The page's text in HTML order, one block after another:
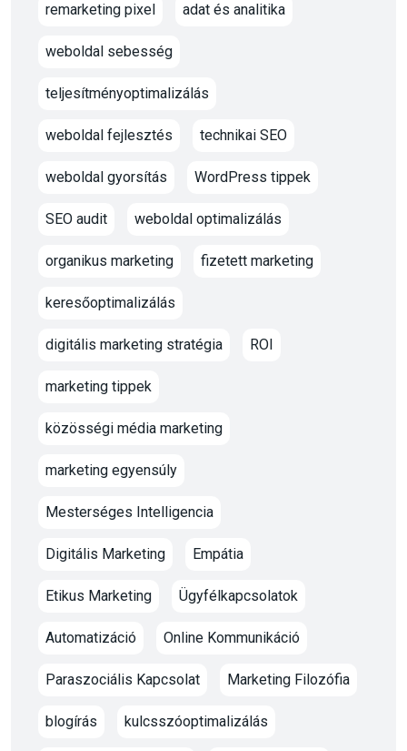
remarketing pixel adat és analitika
weboldal sebesség
teljesítményoptimalizálás
weboldal fejlesztés technikai SEO
weboldal gyorsítás WordPress tippek
SEO audit weboldal optimalizálás
organikus marketing fizetett marketing
keresőoptimalizálás
digitális marketing stratégia ROI
marketing tippek
közösségi média marketing
marketing egyensúly
Mesterséges Intelligencia
Digitális Marketing Empátia
Etikus Marketing Ügyfélkapcsolatok
Automatizáció Online Kommunikáció
Paraszociális Kapcsolat Marketing Filozófia
blogírás kulcsszóoptimalizálás